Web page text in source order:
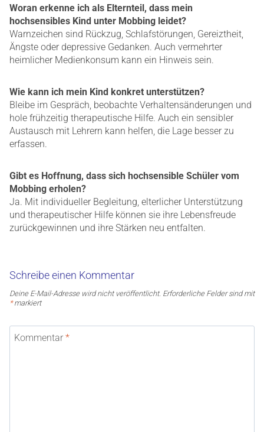
Woran erkenne ich als Elternteil, dass mein
hochsensibles Kind unter Mobbing leidet?
Warnzeichen sind Rückzug, Schlafstörungen, Gereiztheit,
Ängste oder depressive Gedanken. Auch vermehrter
heimlicher Medienkonsum kann ein Hinweis sein.
Wie kann ich mein Kind konkret unterstützen?
Bleibe im Gespräch, beobachte Verhaltensänderungen und
hole frühzeitig therapeutische Hilfe. Auch ein sensibler
Austausch mit Lehrern kann helfen, die Lage besser zu
erfassen.
Gibt es Hoffnung, dass sich hochsensible Schüler vom
Mobbing erholen?
Ja. Mit individueller Begleitung, elterlicher Unterstützung
und therapeutischer Hilfe können sie ihre Lebensfreude
zurückgewinnen und ihre Stärken neu entfalten.
Schreibe einen Kommentar
Deine E-Mail-Adresse wird nicht veröffentlicht. Erforderliche Felder sind mit
*markiert
Kommentar *